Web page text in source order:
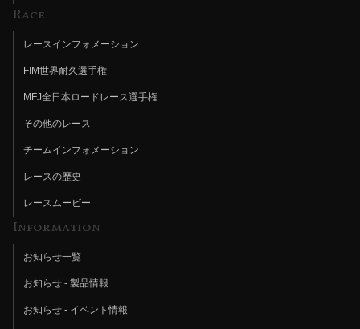
Race
レースインフォメーション
FIM世界耐久選手権
MFJ全日本ロードレース選手権
その他のレース
チームインフォメーション
レースの歴史
レースムービー
Information
お知らせ一覧
お知らせ - 製品情報
お知らせ - イベント情報